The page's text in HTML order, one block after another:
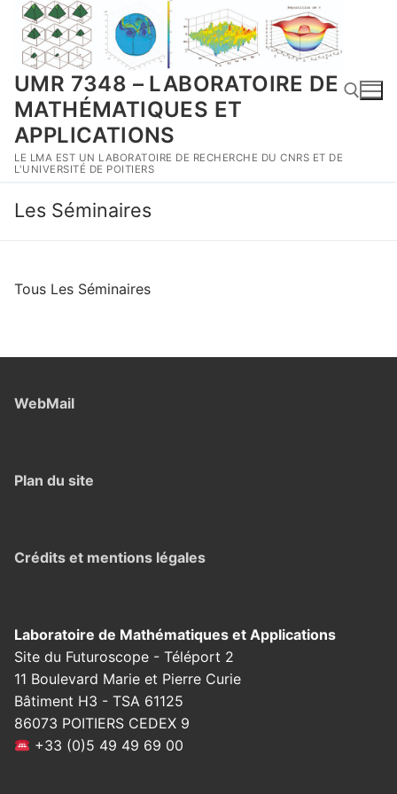
Aller
contenu
UMR 7348 – LABORATOIRE DE
MATHÉMATIQUES ET
APPLICATIONS
LE LMA EST UN LABORATOIRE DE RECHERCHE DU CNRS ET DE
L'UNIVERSITÉ DE POITIERS
Rechercher :
Les Séminaires
Tous Les Séminaires
WebMail
Plan du site
Crédits et mentions légales
Laboratoire de Mathématiques et Applications
Site du Futuroscope - Téléport 2
11 Boulevard Marie et Pierre Curie
Bâtiment H3 - TSA 61125
86073 POITIERS CEDEX 9
+33 (0)5 49 49 69 00